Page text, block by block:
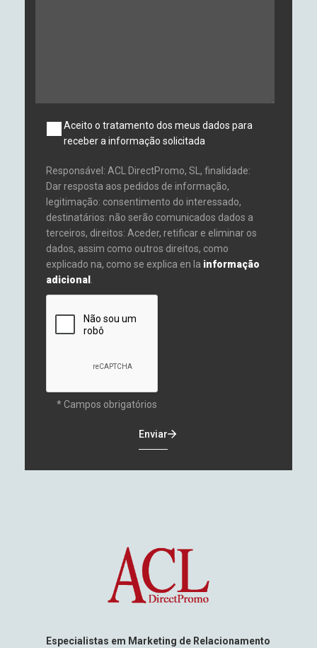
Aceito o tratamento dos meus dados para
receber a informação solicitada
Responsável: ACL DirectPromo, SL, finalidade:
Dar resposta aos pedidos de informação,
legitimação: consentimento do interessado,
destinatários: não serão comunicados dados a
terceiros, direitos: Aceder, retificar e eliminar os
dados, assim como outros direitos, como
explicado na, como se explica en la informação
adicional .
* Campos obrigatórios
Especialistas em Marketing de Relacionamento